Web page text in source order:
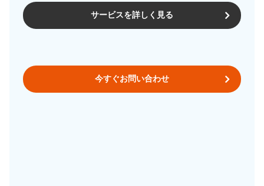
サービスを詳しく見る
今すぐお問い合わせ